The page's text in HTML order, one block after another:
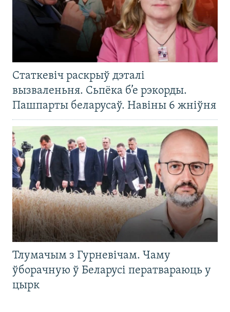
Статкевіч раскрыў дэталі
вызваленьня. Сьпёка б’е рэкорды.
Пашпарты беларусаў. Навіны 6 жніўня
Тлумачым з Гурневічам. Чаму
ўборачную ў Беларусі ператвараюць у
цырк